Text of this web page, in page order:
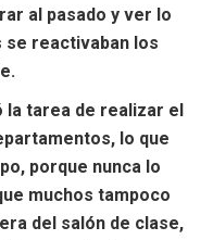
al pasado y ver lo
se reactivaban los
la tarea de realizar el
lo que
porque nunca lo
muchos tampoco
del salón de clase,